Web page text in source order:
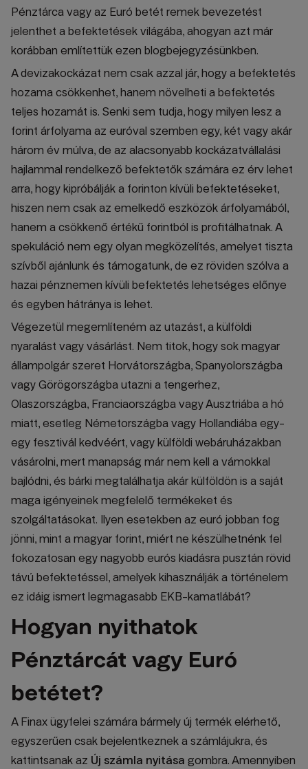
Pénztárca vagy az Euró betét remek bevezetést
jelenthet a befektetések világába, ahogyan azt már
korábban említettük ezen blogbejegyzésünkben.
A devizakockázat nem csak azzal jár, hogy a befektetés
hozama csökkenhet, hanem növelheti a befektetés
teljes hozamát is. Senki sem tudja, hogy milyen lesz a
forint árfolyama az euróval szemben egy, két vagy akár
három év múlva, de az alacsonyabb kockázatvállalási
hajlammal rendelkező befektetők számára ez érv lehet
arra, hogy kipróbálják a forinton kívüli befektetéseket,
hiszen nem csak az emelkedő eszközök árfolyamából,
hanem a csökkenő értékű forintból is profitálhatnak. A
spekuláció nem egy olyan megközelítés, amelyet tiszta
szívből ajánlunk és támogatunk, de ez röviden szólva a
hazai pénznemen kívüli befektetés lehetséges előnye
és egyben hátránya is lehet.
Végezetül megemlíteném az utazást, a külföldi
nyaralást vagy vásárlást. Nem titok, hogy sok magyar
állampolgár szeret Horvátországba, Spanyolországba
vagy Görögországba utazni a tengerhez,
Olaszországba, Franciaországba vagy Ausztriába a hó
miatt, esetleg Németországba vagy Hollandiába egy-
egy fesztivál kedvéért, vagy külföldi webáruházakban
vásárolni, mert manapság már nem kell a vámokkal
bajlódni, és bárki megtalálhatja akár külföldön is a saját
maga igényeinek megfelelő termékeket és
szolgáltatásokat. Ilyen esetekben az euró jobban fog
jönni, mint a magyar forint, miért ne készülhetnénk fel
fokozatosan egy nagyobb eurós kiadásra pusztán rövid
távú befektetéssel, amelyek kihasználják a történelem
ez idáig ismert legmagasabb EKB-kamatlábát?
Hogyan nyithatok
Pénztárcát vagy Euró
betétet?
A Finax ügyfelei számára bármely új termék elérhető,
egyszerűen csak bejelentkeznek a számlájukra, és
kattintsanak az Új számla nyitása gombra. Amennyiben